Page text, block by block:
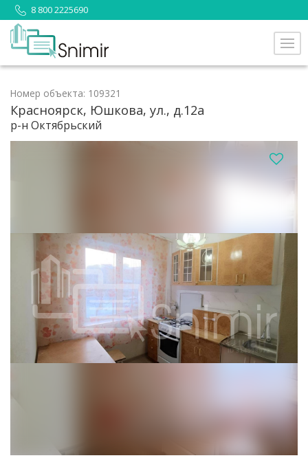
8 800 2225690
Номер объекта: 109321
Красноярск, Юшкова, ул., д.12а
р-н Октябрьский